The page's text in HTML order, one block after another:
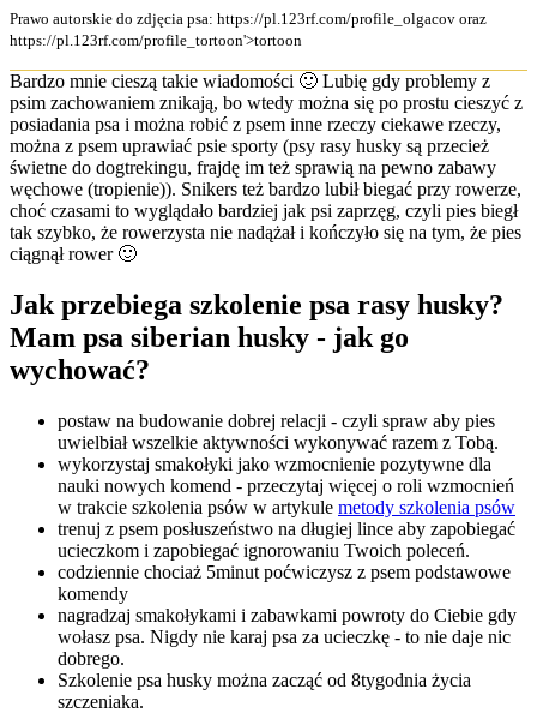
Prawo autorskie do zdjęcia psa: https://pl.123rf.com/profile_olgacov oraz
https://pl.123rf.com/profile_tortoon'>tortoon
Bardzo mnie cieszą takie wiadomości 🙂 Lubię gdy problemy z
psim zachowaniem znikają, bo wtedy można się po prostu cieszyć z
posiadania psa i można robić z psem inne rzeczy ciekawe rzeczy,
można z psem uprawiać psie sporty (psy rasy husky są przecież
świetne do dogtrekingu, frajdę im też sprawią na pewno zabawy
węchowe (tropienie)). Snikers też bardzo lubił biegać przy rowerze,
choć czasami to wyglądało bardziej jak psi zaprzęg, czyli pies biegł
tak szybko, że rowerzysta nie nadążał i kończyło się na tym, że pies
ciągnął rower 🙂
Jak przebiega szkolenie psa rasy husky?
Mam psa siberian husky - jak go
wychować?
postaw na budowanie dobrej relacji - czyli spraw aby pies
uwielbiał wszelkie aktywności wykonywać razem z Tobą.
wykorzystaj smakołyki jako wzmocnienie pozytywne dla
nauki nowych komend - przeczytaj więcej o roli wzmocnień
w trakcie szkolenia psów w artykule metody szkolenia psów
trenuj z psem posłuszeństwo na długiej lince aby zapobiegać
ucieczkom i zapobiegać ignorowaniu Twoich poleceń.
codziennie chociaż 5minut poćwiczysz z psem podstawowe
komendy
nagradzaj smakołykami i zabawkami powroty do Ciebie gdy
wołasz psa. Nigdy nie karaj psa za ucieczkę - to nie daje nic
dobrego.
Szkolenie psa husky można zacząć od 8tygodnia życia
szczeniaka.